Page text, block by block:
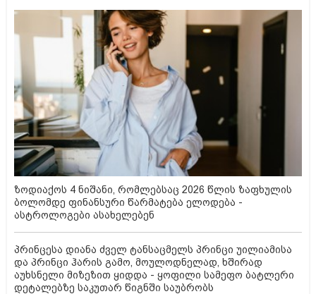
ზოდიაქოს 4 ნიშანი, რომლებსაც 2026 წლის ზაფხულის
ბოლომდე ფინანსური წარმატება ელოდება -
ასტროლოგები ასახელებენ
პრინცესა დიანა ძველ ტანსაცმელს პრინცი უილიამისა
და პრინცი ჰარის გამო, მოულოდნელად, ხშირად
აუხსნელი მიზეზით ყიდდა - ყოფილი სამეფო ბატლერი
დეტალებზე საკუთარ წიგნში საუბრობს